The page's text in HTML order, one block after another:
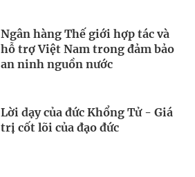
Ngân hàng Thế giới hợp tác và
hỗ trợ Việt Nam trong đảm bảo
an ninh nguồn nước
Lời dạy của đức Khổng Tử - Giá
trị cốt lõi của đạo đức